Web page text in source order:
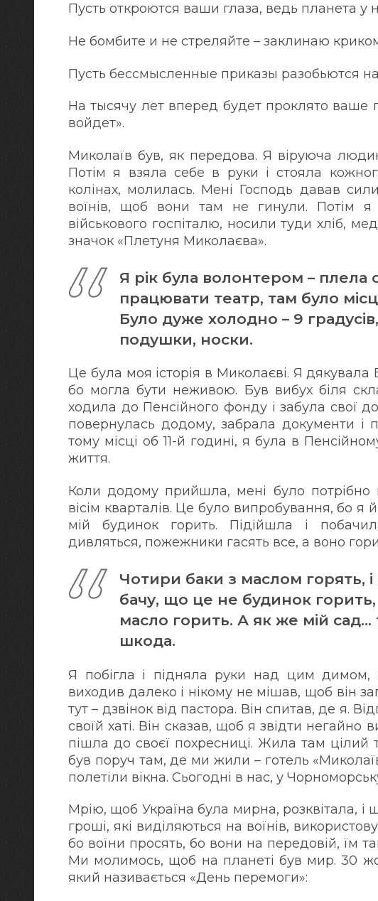
Пусть откроются ваши глаза, ведь планета у
Не бомбите и не стреляйте – заклинаю
Пусть бессмысленные приказы разобьются
На тысячу лет вперед будет проклято ваше
войдет».
Миколаїв був, як передова. Я віруюча
Потім я взяла себе в руки і стояла
колінах, молилась. Мені Господь давав
воїнів, щоб вони там не гинули. Потім я
військового госпіталю, носили туди хліб,
значок «Плетуня Миколаєва».
Я рік була волонтером – плела
працювати театр, там було
Було дуже холодно – 9
подушки, носки.
Це була моя історія в Миколаєві. Я
бо могла бути неживою. Був вибух біля
ходила до Пенсійного фонду і забула свої
повернулась додому, забрала документи і
тому місці об 11-й годині, я була в
життя.
Коли додому прийшла, мені було
вісім кварталів. Це було випробування, бо
мій будинок горить. Підійшла і
дивляться, пожежники гасять все, а воно
Чотири баки з маслом горять, і
бачу, що це не будинок
масло горить. А як же мій сад…
шкода.
Я побігла і підняла руки над цим
виходив далеко і нікому не мішав, щоб він
тут – дзвінок від пастора. Він спитав, де я.
своїй хаті. Він сказав, щоб я звідти негайно
пішла до своєї похресниці. Жила там
був поруч там, де ми жили – готель
полетіли вікна. Сьогодні в нас, у
Мрію, щоб Україна була мирна, розквітала, і
гроші, які виділяються на воїнів,
бо воїни просять, бо вони на передовій, їм
Ми молимось, щоб на планеті був мир. 30
який називається «День перемоги»: